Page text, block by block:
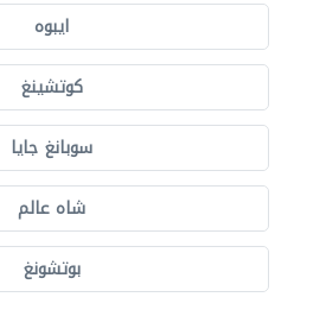
ايبوه
كوتشينغ
سوبانغ جايا
شاه عالم
بوتشونغ